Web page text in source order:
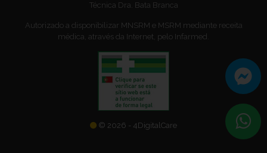
Técnica Dra. Bata Branca
Autorizado a disponibilizar MNSRM e MSRM mediante receita
médica, através da Internet, pelo Infarmed.
© 2026 - 4DigitalCare